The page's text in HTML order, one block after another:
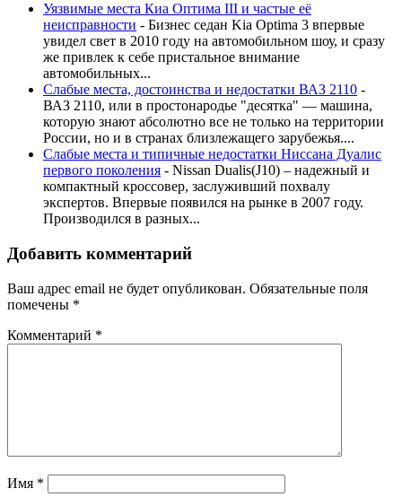
Уязвимые места Киа Оптима III и частые её
неисправности - Бизнес седан Kia Optima 3 впервые
увидел свет в 2010 году на автомобильном шоу, и сразу
же привлек к себе пристальное внимание
автомобильных...
Слабые места, достоинства и недостатки ВАЗ 2110 -
ВАЗ 2110, или в простонародье "десятка" — машина,
которую знают абсолютно все не только на территории
России, но и в странах близлежащего зарубежья....
Слабые места и типичные недостатки Ниссана Дуалис
первого поколения - Nissan Dualis(J10) – надежный и
компактный кроссовер, заслуживший похвалу
экспертов. Впервые появился на рынке в 2007 году.
Производился в разных...
Добавить комментарий
Ваш адрес email не будет опубликован. Обязательные поля
помечены *
Комментарий *
Имя *